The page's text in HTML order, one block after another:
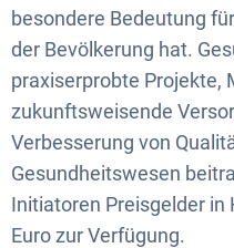
besondere Bedeutung
der Bevölkerung hat.
praxiserprobte Projekte,
zukunftsweisende
Verbesserung von
Gesundheitswesen
Initiatoren Preisgelder in
Euro zur Verfügung.